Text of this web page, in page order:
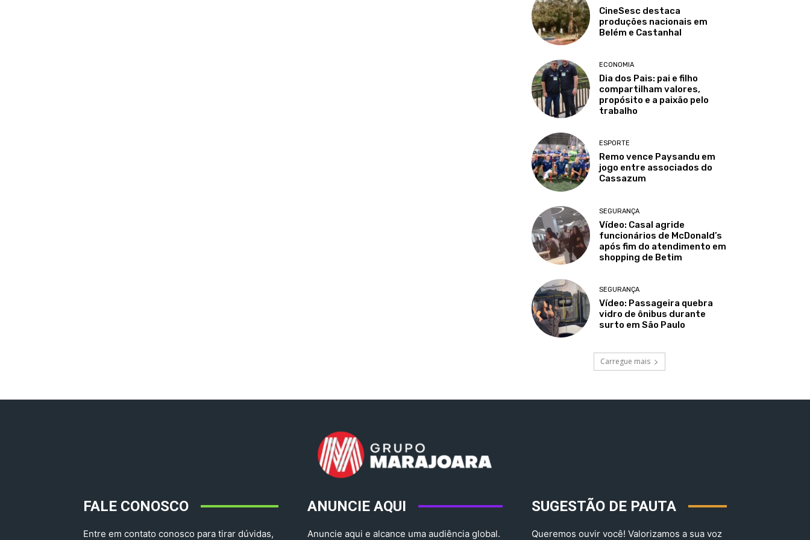
CineSesc destaca
produções nacionais em
Belém e Castanhal
ECONOMIA
Dia dos Pais: pai e filho
compartilham valores,
propósito e a paixão pelo
trabalho
ESPORTE
Remo vence Paysandu em
jogo entre associados do
Cassazum
SEGURANÇA
Vídeo: Casal agride
funcionários de McDonald’s
após fim do atendimento em
shopping de Betim
SEGURANÇA
Vídeo: Passageira quebra
vidro de ônibus durante
surto em São Paulo
Carregue mais
FALE CONOSCO
Entre em contato conosco para tirar dúvidas,
ANUNCIE AQUI
Anuncie aqui e alcance uma audiência global.
SUGESTÃO DE PAUTA
Queremos ouvir você! Valorizamos a sua voz